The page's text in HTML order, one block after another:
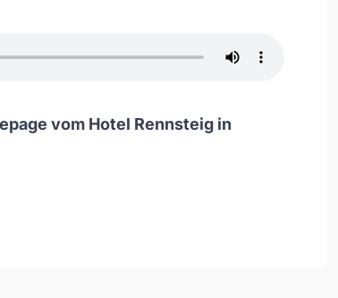
vom Hotel Rennsteig in